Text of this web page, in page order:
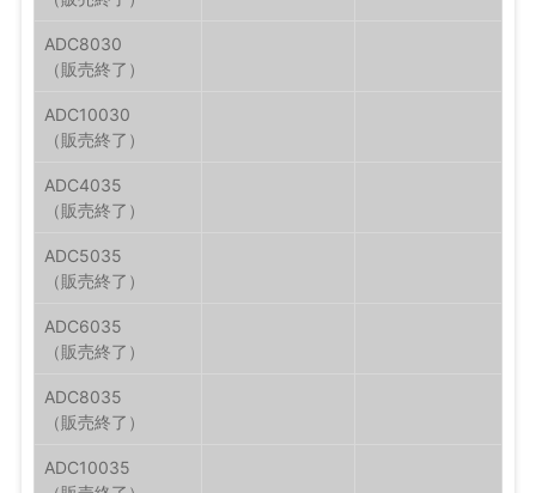
ADC8030
ADC10030
ADC4035
ADC5035
ADC6035
ADC8035
ADC10035